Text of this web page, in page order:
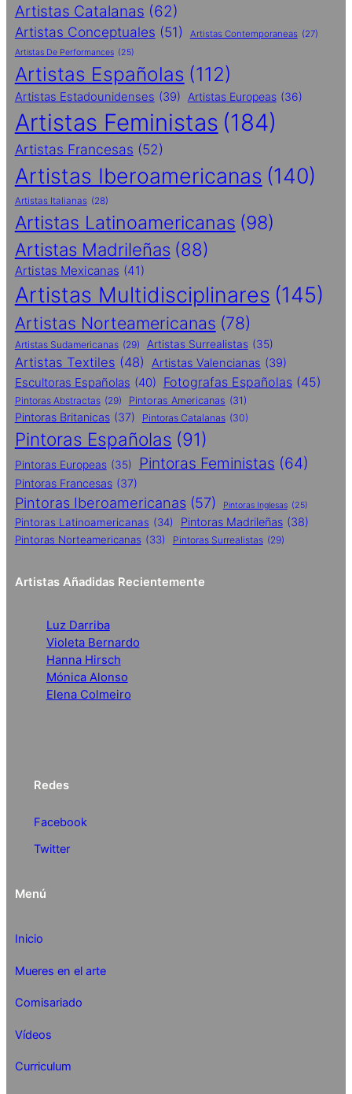
Artistas Catalanas (62)
Artistas Conceptuales (51) Artistas Contemporaneas (27)
Artistas De Performances (25)
Artistas Españolas (112)
Artistas Estadounidenses (39) Artistas Europeas (36)
Artistas Feministas (184)
Artistas Francesas (52)
Artistas Iberoamericanas (140)
Artistas Italianas (28)
Artistas Latinoamericanas (98)
Artistas Madrileñas (88)
Artistas Mexicanas (41)
Artistas Multidisciplinares (145)
Artistas Norteamericanas (78)
Artistas Sudamericanas (29) Artistas Surrealistas (35)
Artistas Textiles (48) Artistas Valencianas (39)
Escultoras Españolas (40) Fotografas Españolas (45)
Pintoras Abstractas (29) Pintoras Americanas (31)
Pintoras Britanicas (37) Pintoras Catalanas (30)
Pintoras Españolas (91)
Pintoras Europeas (35) Pintoras Feministas (64)
Pintoras Francesas (37)
Pintoras Iberoamericanas (57) Pintoras Inglesas (25)
Pintoras Latinoamericanas (34) Pintoras Madrileñas (38)
Pintoras Norteamericanas (33) Pintoras Surrealistas (29)
Artistas Añadidas Recientemente
Luz Darriba
Violeta Bernardo
Hanna Hirsch
Mónica Alonso
Elena Colmeiro
Redes
Facebook
Twitter
Menú
Inicio
Mueres en el arte
Comisariado
Vídeos
Curriculum